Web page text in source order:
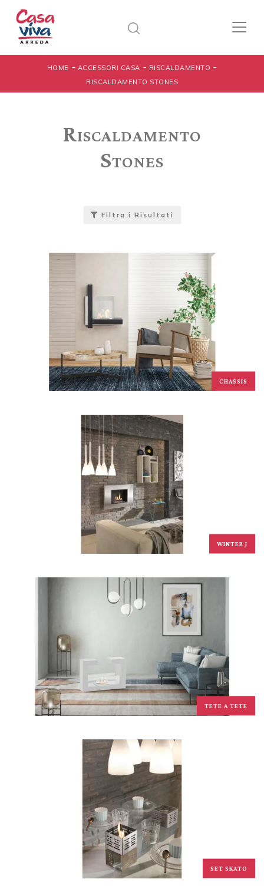
HOME - ACCESSORI CASA - RISCALDAMENTO -
RISCALDAMENTO STONES
Riscaldamento
Stones
Filtra i Risultati
CHASSIS
WINTER J
TETE A TETE
SET SKATO